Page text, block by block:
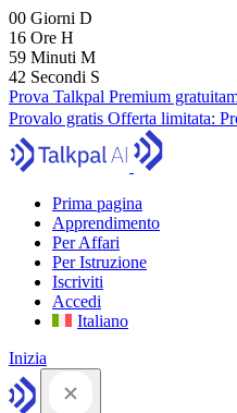
00 Giorni D
16 Ore H
59 Minuti M
41 Secondi S
Prova Talkpal Premium
Provalo gratis Offerta limitata:
Prima pagina
Apprendimento
Per Affari
Per Istruzione
Iscriviti
Accedi
Italiano
Inizia